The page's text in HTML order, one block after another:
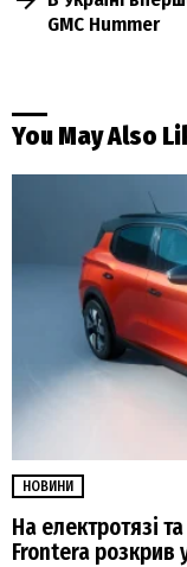
GMC Hummer
You May Also
НОВИНИ
На електротязі
Frontera розкрив